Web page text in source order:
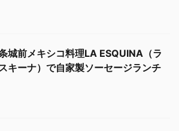
城前メキシコ料理LA ESQUINA（ラ
キーナ）で自家製ソーセージランチ